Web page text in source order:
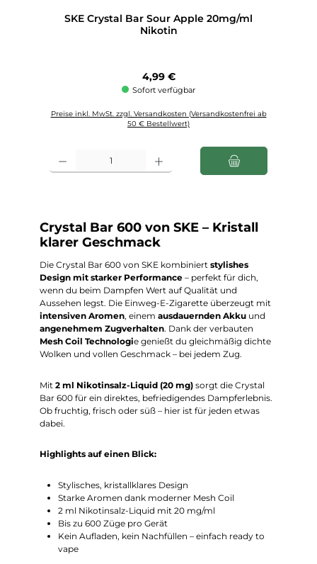
SKE Crystal Bar Sour Apple 20mg/ml
Nikotin
Regulärer Preis:
4,99 €
Sofort verfügbar
Preise inkl. MwSt. zzgl. Versandkosten (Versandkostenfrei ab
50 € Bestellwert)
Produkt Anzahl: Gib den gewünschten Wert ein oder benutze die
Crystal Bar 600 von SKE – Kristall
klarer Geschmack
Die Crystal Bar 600 von SKE kombiniert stylishes
Design mit starker Performance – perfekt für dich,
wenn du beim Dampfen Wert auf Qualität und
Aussehen legst. Die Einweg-E-Zigarette überzeugt mit
intensiven Aromen, einem ausdauernden Akku und
angenehmem Zugverhalten. Dank der verbauten
Mesh Coil Technologie genießt du gleichmäßig dichte
Wolken und vollen Geschmack – bei jedem Zug.
Mit 2 ml Nikotinsalz-Liquid (20 mg) sorgt die Crystal
Bar 600 für ein direktes, befriedigendes Dampferlebnis.
Ob fruchtig, frisch oder süß – hier ist für jeden etwas
dabei.
Highlights auf einen Blick:
Stylisches, kristallklares Design
Starke Aromen dank moderner Mesh Coil
2 ml Nikotinsalz-Liquid mit 20 mg/ml
Bis zu 600 Züge pro Gerät
Kein Aufladen, kein Nachfüllen – einfach ready to
vape